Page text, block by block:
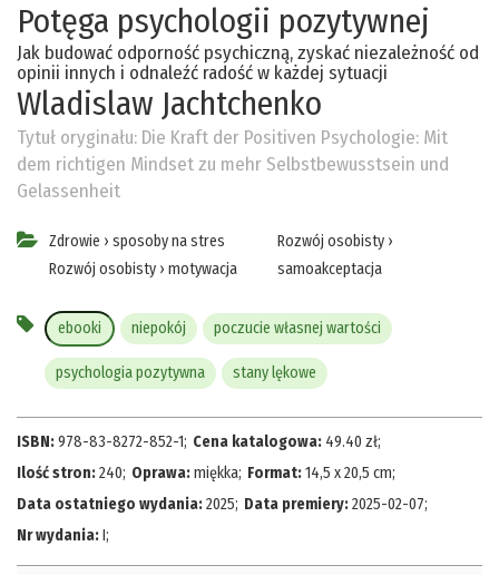
Potęga psychologii pozytywnej
Jak budować odporność psychiczną, zyskać niezależność od
opinii innych i odnaleźć radość w każdej sytuacji
Wladislaw Jachtchenko
Tytuł oryginału: Die Kraft der Positiven Psychologie: Mit
dem richtigen Mindset zu mehr Selbstbewusstsein und
Gelassenheit
Zdrowie › sposoby na stres
Rozwój osobisty › motywacja
Rozwój osobisty›
samoakceptacja
ebooki niepokój poczucie własnej wartości
psychologia pozytywna stany lękowe
ISBN:978-83-8272-852-1; Cena katalogowa: 49.40 zł;
Ilość stron:240; Oprawa:miękka; Format:14,5 x 20,5 cm;
Data ostatniego wydania:2025; Data premiery:2025-02-07;
Nr wydania:I;